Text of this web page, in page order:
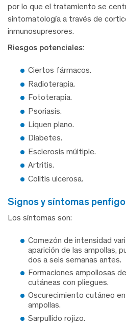
por lo que el tratamiento se
sintomatología a través de
inmunosupresores.
Riesgos potenciales:
Ciertos fármacos.
Radioterapia.
Fototerapia.
Psoriasis.
Liquen plano.
Diabetes.
Esclerosis múltiple.
Artritis.
Colitis ulcerosa.
signos y síntomas
Los síntomas son:
Comezón de intensidad
aparición de las ampollas,
dos a seis semanas antes.
Formaciones ampollosas
cutáneas con pliegues.
Oscurecimiento cutáneo
ampollas.
Sarpullido rojizo.